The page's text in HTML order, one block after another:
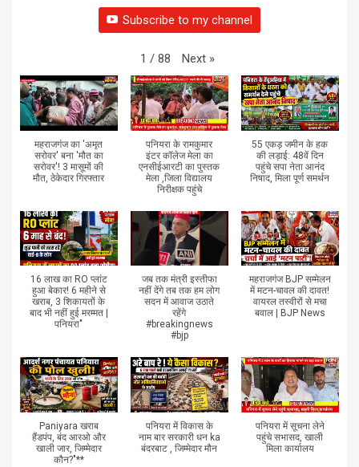
Subscribe to my channel
1 / 88 Next »
महराजगंज का 'अमृत
सरोवर' बना 'मौत का
सरोवर'! 3 मासूमों की
मौत, ठेकेदार गिरफ्तार
पनियरा के रामकुमार
इंटर कॉलेज मेला का
एनसीईआरटी का पुस्तक
मेला ,जिला विद्यालय
निरीक्षक पहुंचे
55 एकड़ जमीन के हक
की लड़ाई: 48वें दिन
पहुंचे सपा नेता आनंद
निषाद, मिला पूर्ण समर्थन
16 लाख का RO प्लांट
हुआ बेकार! 6 महीने से
खराब, 3 शिकायतों के
बाद भी नहीं हुई मरम्मत |
पनियरा"
जब तक मंत्री इस्तीफा
नहीं देंगे तब तक हम लोग
सदन में आवाज उठाते
रहेंगे
#breakingnews
#bjp
महराजगंज BJP सम्मेलन
में मटन-चावल की दावत!
वायरल तस्वीरों से मचा
बवाल | BJP News
Paniyara खराब
हैंडपंप, बंद आरओ और
खाली जार, जिम्मेदार
कौन?"**
पनियरा में विकास के
नाम बार सरकारी धन ka
बंदरबाट , जिम्मेदार मौन
पनियरा में सूचना लेने
पहुंचे सभासद, खाली
मिला कार्यालय